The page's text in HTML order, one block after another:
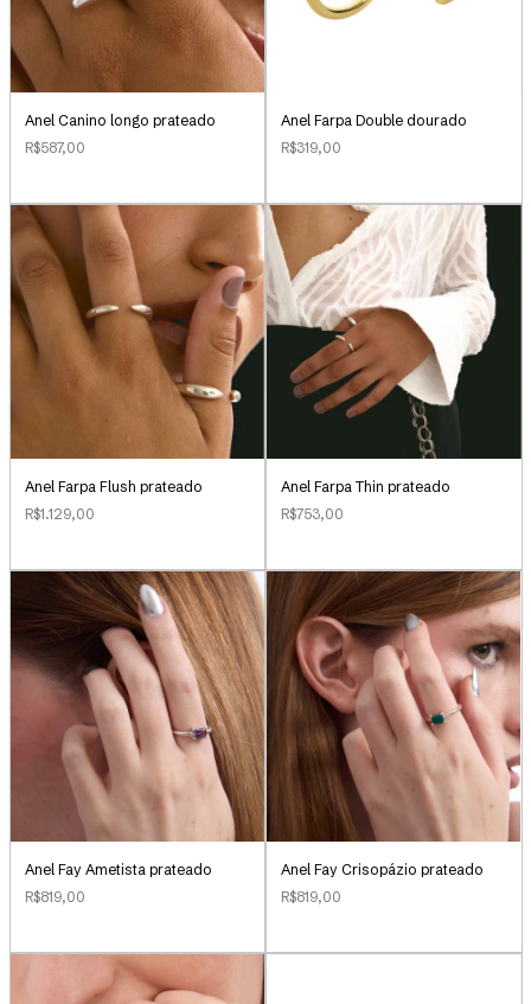
Anel Canino longo prateado
R$587,00
Anel Farpa Double dourado
R$319,00
Anel Farpa Flush prateado
R$1.129,00
Anel Farpa Thin prateado
R$753,00
Anel Fay Ametista prateado
R$819,00
Anel Fay Crisopázio prateado
R$819,00